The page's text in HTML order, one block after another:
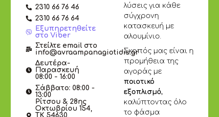
λύσεις για κάθε
σύγχρονη
κατασκευή με
αλουμίνιο.
Σκοπός μας είναι η
προμήθεια της
αγοράς με
ποιοτικό
εξοπλισμό,
καλύπτοντας όλο
το φάσμα
2310 66 76 46
2310 66 76 64
Εξυπηρετηθείτε
στο Viber
Στείλτε email στο
info@avraampanagiotidis.gr
Δευτέρα-
Παρασκευή
08:00 - 16:00
Σάββατο: 08:00 -
13:00
Ρίτσου & 28ης
Οκτωβρίου 154,
ΤΚ 54630,